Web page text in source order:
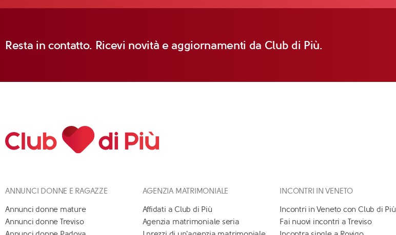
Resta in contatto. Ricevi novità e aggiornamenti da Club di Più.
ANNUNCI DONNE E RAGAZZE
Annunci donne mature
Annunci donne Treviso
AGENZIA MATRIMONIALE
Affidati a Club di Più
Agenzia matrimoniale seria
INCONTRI IN VENETO
Incontri in Veneto con Club di Più
Fai nuovi incontri a Treviso